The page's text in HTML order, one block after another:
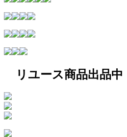
リユース商品出品中